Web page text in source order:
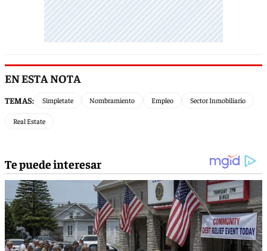
EN ESTA NOTA
TEMAS: Simpletate Nombramiento Empleo Sector Inmobiliario
Real Estate